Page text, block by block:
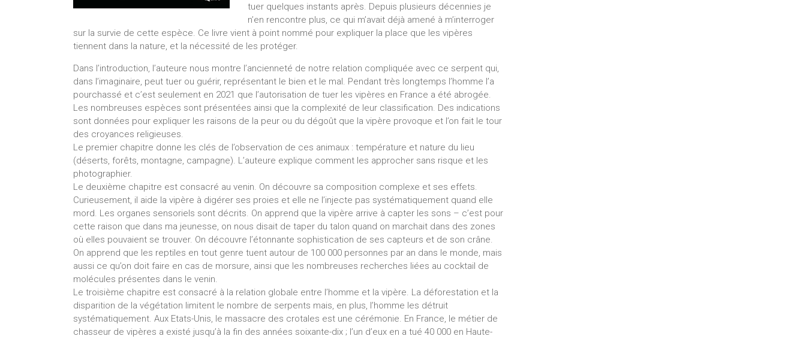
tuer quelques instants après. Depuis plusieurs décennies je
n’en rencontre plus, ce qui m’avait déjà amené à m’interroger
sur la survie de cette espèce. Ce livre vient à point nommé pour expliquer la place que les vipères
tiennent dans la nature, et la nécessité de les protéger.
Dans l’introduction, l’auteure nous montre l’ancienneté de notre relation compliquée avec ce serpent qui,
dans l’imaginaire, peut tuer ou guérir, représentant le bien et le mal. Pendant très longtemps l’homme l’a
pourchassé et c’est seulement en 2021 que l’autorisation de tuer les vipères en France a été abrogée.
Les nombreuses espèces sont présentées ainsi que la complexité de leur classification. Des indications
sont données pour expliquer les raisons de la peur ou du dégoût que la vipère provoque et l’on fait le tour
des croyances religieuses.
Le premier chapitre donne les clés de l’observation de ces animaux : température et nature du lieu
(déserts, forêts, montagne, campagne). L’auteure explique comment les approcher sans risque et les
photographier.
Le deuxième chapitre est consacré au venin. On découvre sa composition complexe et ses effets.
Curieusement, il aide la vipère à digérer ses proies et elle ne l’injecte pas systématiquement quand elle
mord. Les organes sensoriels sont décrits. On apprend que la vipère arrive à capter les sons – c’est pour
cette raison que dans ma jeunesse, on nous disait de taper du talon quand on marchait dans des zones
où elles pouvaient se trouver. On découvre l’étonnante sophistication de ses capteurs et de son crâne.
On apprend que les reptiles en tout genre tuent autour de 100 000 personnes par an dans le monde, mais
aussi ce qu’on doit faire en cas de morsure, ainsi que les nombreuses recherches liées au cocktail de
molécules présentes dans le venin.
Le troisième chapitre est consacré à la relation globale entre l’homme et la vipère. La déforestation et la
disparition de la végétation limitent le nombre de serpents mais, en plus, l’homme les détruit
systématiquement. Aux Etats-Unis, le massacre des crotales est une cérémonie. En France, le métier de
chasseur de vipères a existé jusqu’à la fin des années soixante-dix ; l’un d’eux en a tué 40 000 en Haute-